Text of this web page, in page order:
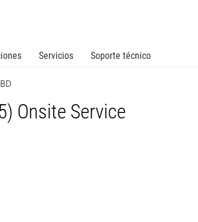
Servicios Soporte técnico
Onsite Service